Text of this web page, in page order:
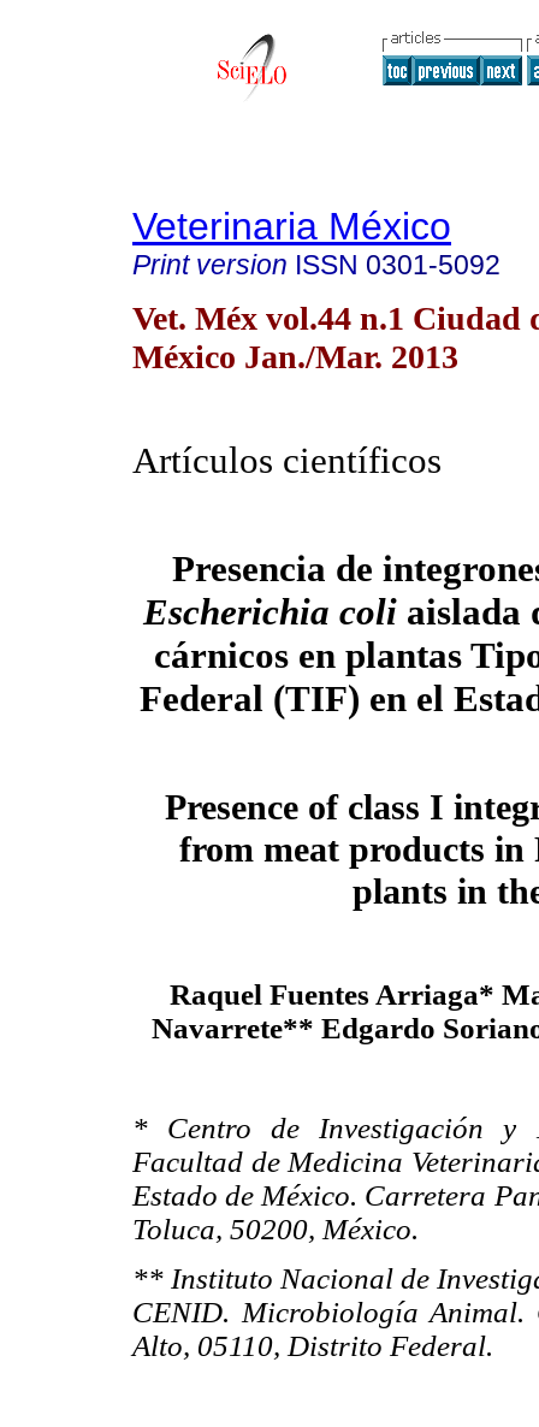
Veterinaria México
Print version ISSN 0301-5092
Vet. Méx vol.44 n.1 Ciudad
México Jan./Mar. 2013
Artículos científicos
Presencia de
Escherichia coliaislada
cárnicos en plantas
Federal (TIF) en el
Presence of class I
from meat products in
plants in
Raquel Fuentes Arriaga*
Navarrete** Edgardo
* Centro de Investigación y
Facultad de Medicina
Estado de México. Carretera
Toluca, 50200, México.
** Instituto Nacional de
CENID. Microbiología Animal.
Alto, 05110, Distrito Federal.